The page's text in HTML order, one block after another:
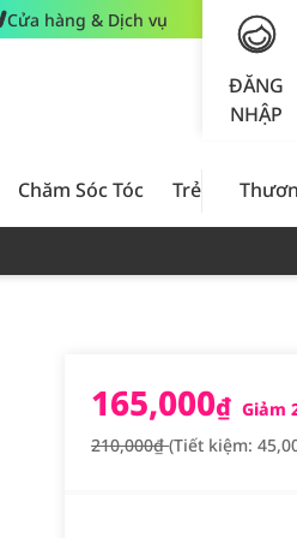
Cửa hàng & Dịch vụ
ĐĂNG
NHẬP
Chăm Sóc Tóc Trẻ Em
165,000₫ Giảm
210,000₫(Tiết kiệm: